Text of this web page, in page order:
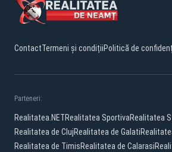
ContactTermeni și condițiiPolitică de
Parteneri:
Realitatea.NETRealitatea SportivaRealitatea
Realitatea de ClujRealitatea de Galati
Realitatea de TimisRealitatea de Calarasi